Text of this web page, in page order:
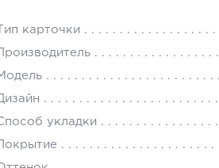
Тип карточки
Производитель
укладки
Покрытие